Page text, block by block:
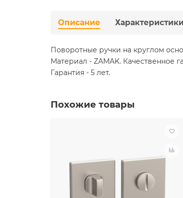
Описание Характеристики
Поворотные ручки на круглом
Материал - ZAMAK. Качественное
Гарантия - 5 лет.
Похожие товары